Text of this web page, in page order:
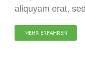
aliquyam erat,
MEHR ERFAHREN